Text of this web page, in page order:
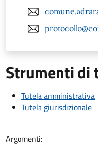
Strumenti di
Tutela amministrativa
Tutela giurisdizionale
Argomenti: